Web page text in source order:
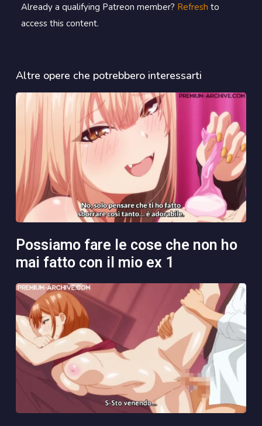
Already a qualifying Patreon member? Refresh to
access this content.
Altre opere che potrebbero interessarti
possiamo fare le cose che non ho
mai fatto con il mio ex 1